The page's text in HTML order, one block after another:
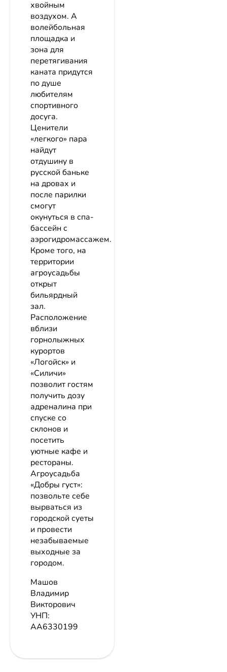
хвойным
воздухом. А
волейбольная
площадка и
зона для
перетягивания
каната придутся
по душе
любителям
спортивного
досуга.
Ценители
«легкого» пара
найдут
отдушину в
русской баньке
на дровах и
после парилки
смогут
окунуться в спа-
бассейн с
аэрогидромассажем.
Кроме того, на
территории
агроусадьбы
открыт
бильярдный
зал.
Расположение
вблизи
горнолыжных
курортов
«Логойск» и
«Силичи»
позволит гостям
получить дозу
адреналина при
спуске со
склонов и
посетить
уютные кафе и
рестораны.
Агроусадьба
«Добры густ»:
позвольте себе
вырваться из
городской суеты
и провести
незабываемые
выходные за
городом.
Машов
Владимир
Викторович
УНП:
AA6330199